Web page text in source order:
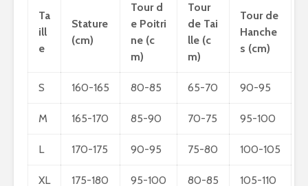
Ta
ill
e
Stature
(cm)
Tour d
e Poitri
ne (c
m)
Tour
de Tai
lle (c
m)
Tour de
Hanche
s (cm)
S 160-165 80-85 65-70 90-95
M 165-170 85-90 70-75 95-100
L 170-175 90-95 75-80 100-105
XL 175-180 95-100 80-85 105-110